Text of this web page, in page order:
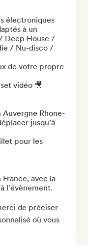
électroniques
à un
Deep House /
/ Nu-disco /
de votre propre
vidéo 🎥
Rhone-
jusqu’à
pour les
avec la
l'évènement.
de préciser
où vous